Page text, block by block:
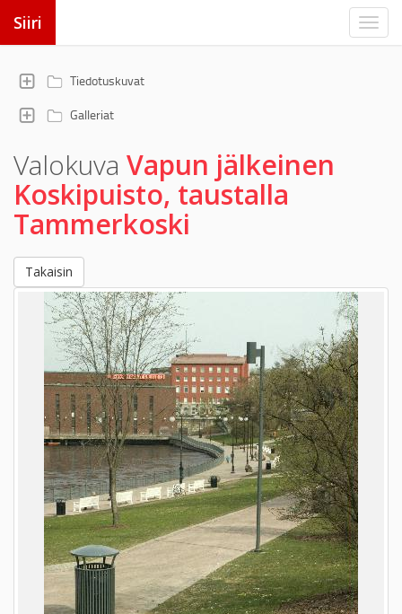
Siiri
Tiedotuskuvat
Galleriat
Valokuva Vapun jälkeinen
Koskipuisto, taustalla
Tammerkoski
Takaisin